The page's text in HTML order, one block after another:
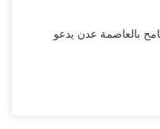
بالعاصمة عدن يدعو